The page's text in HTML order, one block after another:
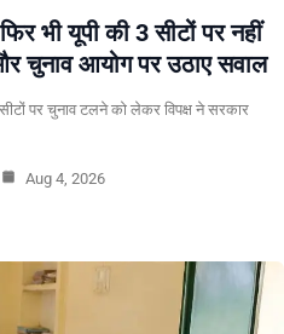
भी यूपी की 3 सीटों पर नहीं
चुनाव आयोग पर उठाए सवाल
पर चुनाव टलने को लेकर विपक्ष ने सरकार
Aug 4, 2026